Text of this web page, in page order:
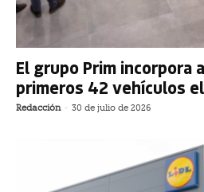
El grupo Prim incorpora
primeros 42 vehículos
Redacción - 30 de julio de 2026